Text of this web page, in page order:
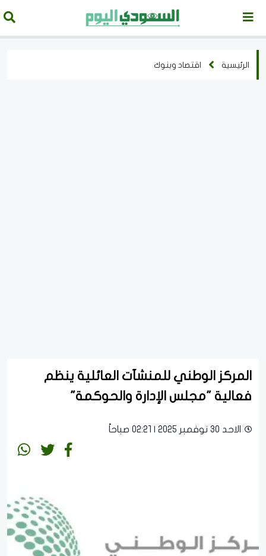
الرئيسية اقتصاد وبنوك
المركز الوطني للمنشآت العائلية ينظم
فعالية "مجلس الإدارة والحوكمة"
الاحد 30 نوفمبر 2025 | 02:21 صباحاً